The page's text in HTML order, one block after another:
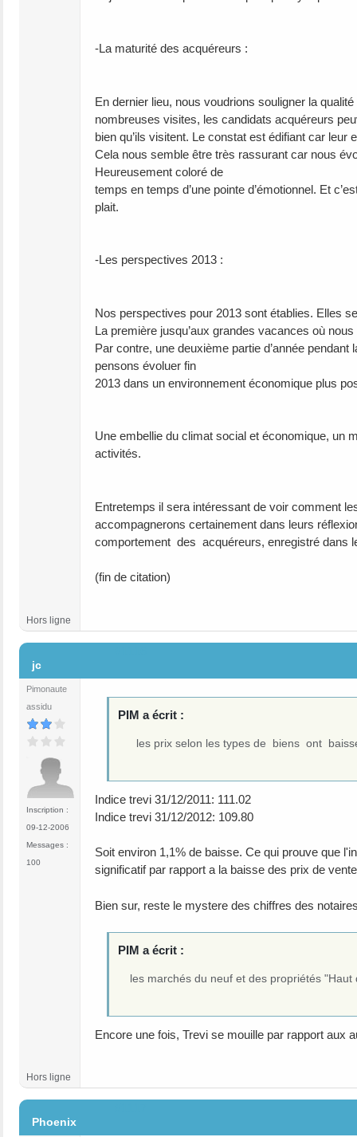
-La maturité des acquéreurs :
En dernier lieu, nous voudrions souligner la
nombreuses visites, les candidats acquéreurs
bien qu’ils visitent. Le constat est édifiant car
Cela nous semble être très rassurant car nous
Heureusement coloré de
temps en temps d’une pointe d’émotionnel. Et
plait.
-Les perspectives 2013 :
Nos perspectives pour 2013 sont établies. Elles
La première jusqu’aux grandes vacances où
Par contre, une deuxième partie d’année
pensons évoluer fin
2013 dans un environnement économique plus
Une embellie du climat social et économique, un
activités.
Entretemps il sera intéressant de voir comment
accompagnerons certainement dans leurs
comportement des acquéreurs, enregistré dans
(fin de citation)
Hors ligne
jc
Pimonaute
assidu
Inscription :
09-12-2006
Messages :
100
PIM a écrit :
les prix selon les types de biens ont
Indice trevi 31/12/2011: 111.02
Indice trevi 31/12/2012: 109.80
Soit environ 1,1% de baisse. Ce qui prouve que
significatif par rapport a la baisse des prix de
Bien sur, reste le mystere des chiffres des
PIM a écrit :
les marchés du neuf et des propriétés
Encore une fois, Trevi se mouille par rapport aux
Hors ligne
Phoenix